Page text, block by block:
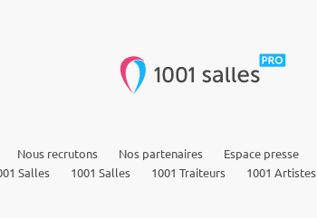
Nous recrutons Nos partenaires Espace presse
Salles
1001 Salles 1001 Traiteurs 1001 Artistes